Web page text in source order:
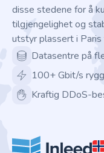
disse stedene for å
tilgjengelighet og
utstyr plassert i Paris
Datasentre på
100+ Gbit/s
Kraftig DDoS-